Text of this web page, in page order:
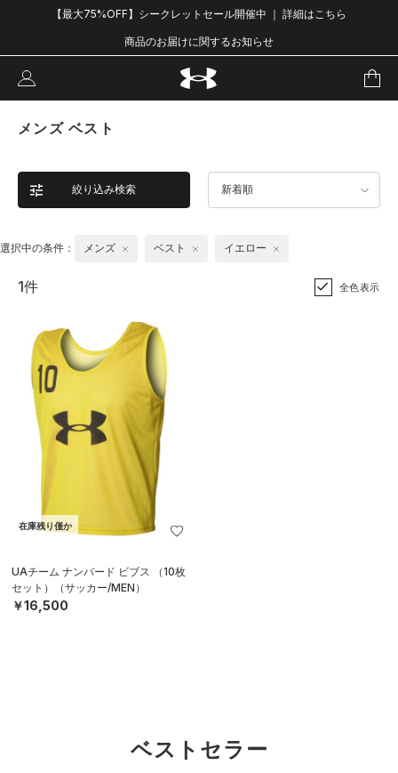
【最大75%OFF】シークレットセール開催中 ｜ 詳細はこちら
商品のお届けに関するお知らせ
メンズ ベスト
絞り込み検索 新着順
選択中の条件： メンズ ベスト イエロー
1件 全色表示
在庫残り僅か
UAチーム ナンバード ビブス （10枚
セット）（サッカー/MEN）
￥16,500
ベストセラー